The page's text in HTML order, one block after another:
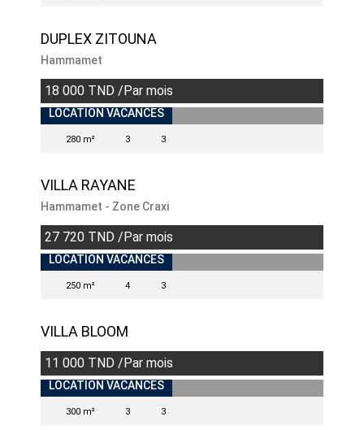
DUPLEX ZITOUNA
Hammamet
18 000 TND /Par mois
LOCATION VACANCES
280 m² 3 3
VILLA RAYANE
Hammamet - Zone Craxi
27 720 TND /Par mois
LOCATION VACANCES
250 m² 4 3
VILLA BLOOM
11 000 TND /Par mois
LOCATION VACANCES
300 m² 3 3